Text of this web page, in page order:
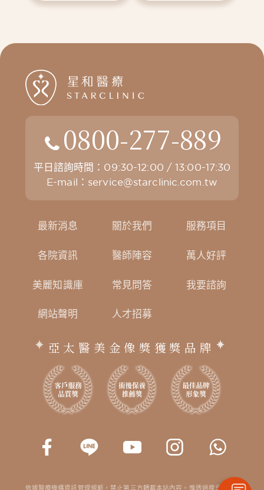
0800-277-889
平日諮詢時間：09:30-12:00 / 13:00-17:30
E-mail： service@starclinic.com.tw
最新消息 關於我們 服務項目
各院資訊 醫師陣容 萬人好評
美麗知識庫 常見問答 我要諮詢
網站聲明 人才招募
亞太醫美金像獎獲獎品牌
依據醫療機構資訊管理規範，禁止第三方轉載本站內容。惟透過搜尋